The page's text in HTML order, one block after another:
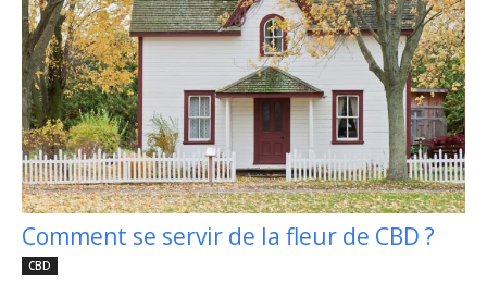
Comment se servir de la fleur de CBD ?
CBD